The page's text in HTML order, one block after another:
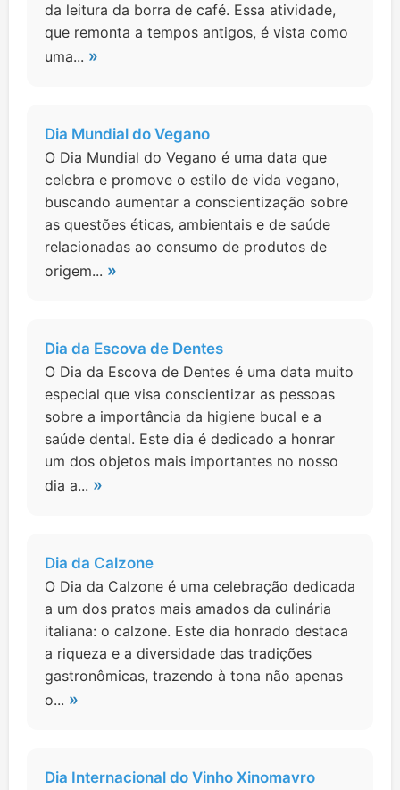
da leitura da borra de café. Essa atividade,
que remonta a tempos antigos, é vista como
uma... »
Dia Mundial do Vegano
O Dia Mundial do Vegano é uma data que
celebra e promove o estilo de vida vegano,
buscando aumentar a conscientização sobre
as questões éticas, ambientais e de saúde
relacionadas ao consumo de produtos de
origem... »
Dia da Escova de Dentes
O Dia da Escova de Dentes é uma data muito
especial que visa conscientizar as pessoas
sobre a importância da higiene bucal e a
saúde dental. Este dia é dedicado a honrar
um dos objetos mais importantes no nosso
dia a... »
Dia da Calzone
O Dia da Calzone é uma celebração dedicada
a um dos pratos mais amados da culinária
italiana: o calzone. Este dia honrado destaca
a riqueza e a diversidade das tradições
gastronômicas, trazendo à tona não apenas
o... »
Dia Internacional do Vinho Xinomavro